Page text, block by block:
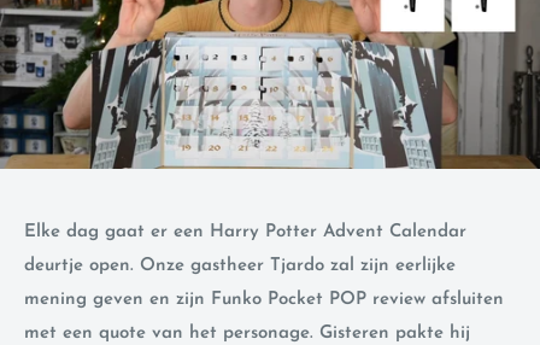
Elke dag gaat er een Harry Potter Advent Calendar
deurtje open. Onze gastheer Tjardo zal zijn eerlijke
mening geven en zijn Funko Pocket POP review afsluiten
met een quote van het personage. Gisteren pakte hij